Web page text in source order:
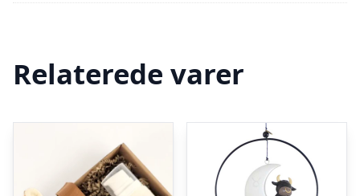
Relaterede varer